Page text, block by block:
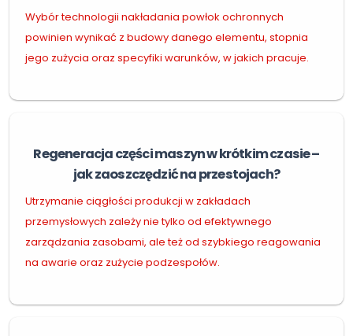
Wybór technologii nakładania powłok ochronnych
powinien wynikać z budowy danego elementu, stopnia
jego zużycia oraz specyfiki warunków, w jakich pracuje.
Regeneracja części maszyn w krótkim czasie –
jak zaoszczędzić na przestojach?
Utrzymanie ciągłości produkcji w zakładach
przemysłowych zależy nie tylko od efektywnego
zarządzania zasobami, ale też od szybkiego reagowania
na awarie oraz zużycie podzespołów.